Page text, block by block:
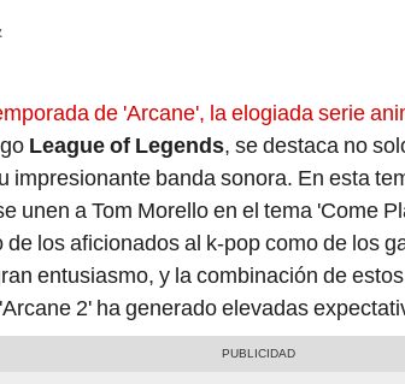
de 'Arcane', la elogiada serie
League of Legends, se destaca no
impresionante banda sonora. En esta
unen a Tom Morello en el tema 'Come
de los aficionados al k-pop como de los
entusiasmo, y la combinación de
2' ha generado elevadas